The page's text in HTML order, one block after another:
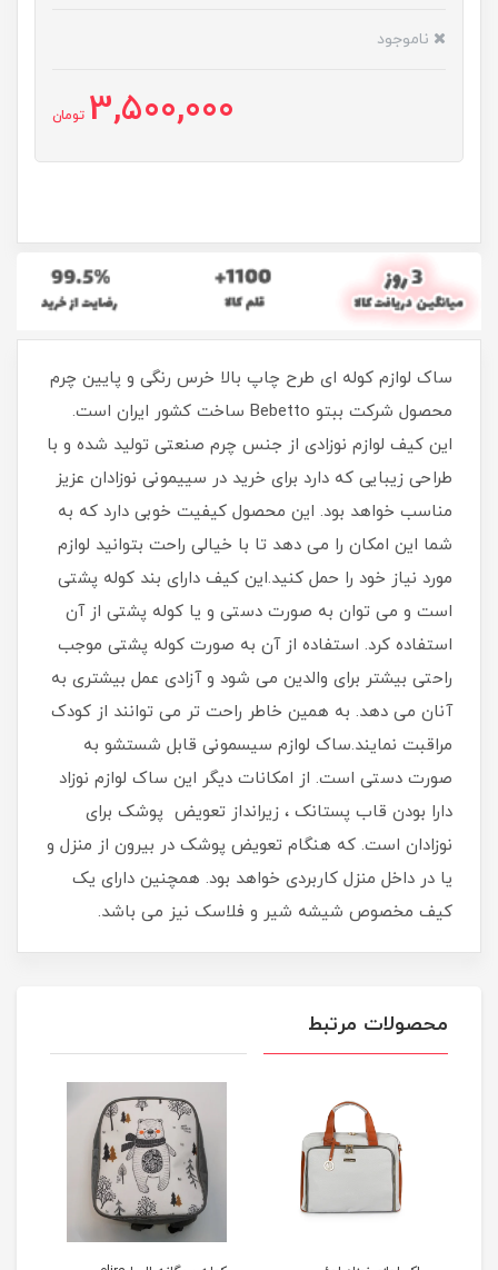
ناموجود
3,500,000 تومان
ساک لوازم کوله ای طرح چاپ بالا خرس رنگی و پایین چرم
محصول شرکت ببتو Bebetto ساخت کشور ایران است.
این کیف لوازم نوزادی از جنس چرم صنعتی تولید شده و با
طراحی زیبایی که دارد برای خرید در سییمونی نوزادان عزیز
مناسب خواهد بود. این محصول کیفیت خوبی دارد که به
شما این امکان را می دهد تا با خیالی راحت بتوانید لوازم
مورد نیاز خود را حمل کنید.این کیف دارای بند کوله پشتی
است و می توان به صورت دستی و یا کوله پشتی از آن
استفاده کرد. استفاده از آن به صورت کوله پشتی موجب
راحتی بیشتر برای والدین می شود و آزادی عمل بیشتری به
آنان می دهد. به همین خاطر راحت تر می توانند از کودک
مراقبت نمایند.ساک لوازم سیسمونی قابل شستشو به
صورت دستی است. از امکانات دیگر این ساک لوازم نوزاد
دارا بودن قاب پستانک ، زیرانداز تعویض پوشک برای
نوزادان است. که هنگام تعویض پوشک در بیرون از منزل و
یا در داخل منزل کاربردی خواهد بود. همچنین دارای یک
کیف مخصوص شیشه شیر و فلاسک نیز می باشد.
محصولات مرتبط